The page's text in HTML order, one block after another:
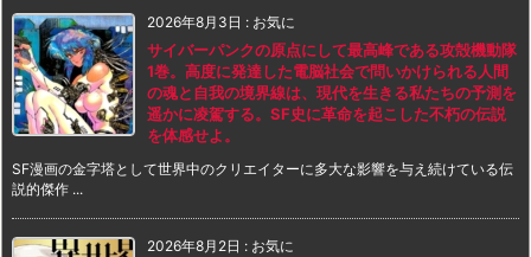
2026年8月3日 : お気に
サイバーパンクの原点にして最高峰である攻殻機動隊
1巻。高度に発達した電脳社会で問いかけられる人間
の魂と自我の境界線は、現代を生きる私たちの予測を
遥かに凌駕する。SF史に革命を起こした不朽の伝説
を体感せよ。
SF漫画の金字塔として世界中のクリエイターに多大な影響を与え続けている伝
説的傑作 ...
2026年8月2日 : お気に